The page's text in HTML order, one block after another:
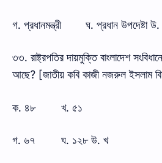
গ. প্রধানমন্ত্রী ঘ. প্রধান উপদেষ্টা
৩৩. রাষ্ট্রপতির দায়মুক্তি বাংলাদেশ
আছে? [জাতীয় কবি কাজী নজরুল ইসলাম
ক. ৪৮ খ. ৫১
গ. ৬৭ ঘ. ১২৮ উ. খ